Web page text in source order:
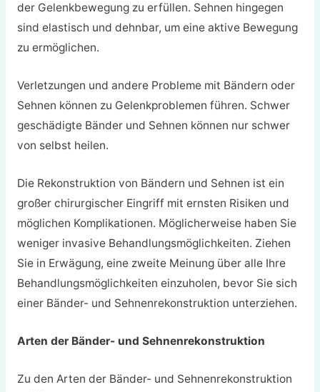
der Gelenkbewegung zu erfüllen. Sehnen hingegen
sind elastisch und dehnbar, um eine aktive Bewegung
zu ermöglichen.
Verletzungen und andere Probleme mit Bändern oder
Sehnen können zu Gelenkproblemen führen. Schwer
geschädigte Bänder und Sehnen können nur schwer
von selbst heilen.
Die Rekonstruktion von Bändern und Sehnen ist ein
großer chirurgischer Eingriff mit ernsten Risiken und
möglichen Komplikationen. Möglicherweise haben Sie
weniger invasive Behandlungsmöglichkeiten. Ziehen
Sie in Erwägung, eine zweite Meinung über alle Ihre
Behandlungsmöglichkeiten einzuholen, bevor Sie sich
einer Bänder- und Sehnenrekonstruktion unterziehen.
Arten der Bänder- und Sehnenrekonstruktion
Zu den Arten der Bänder- und Sehnenrekonstruktion